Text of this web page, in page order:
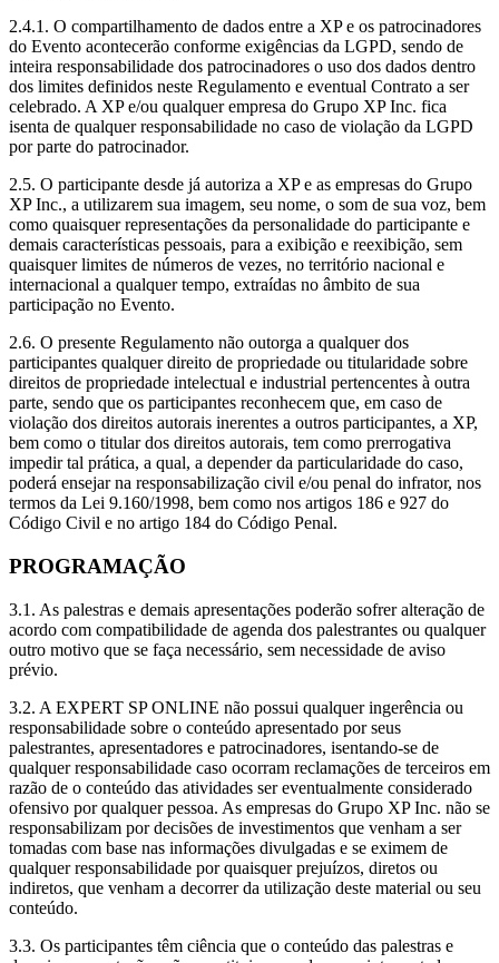
2.4.1. O compartilhamento de dados entre a XP e os patrocinadores
do Evento acontecerão conforme exigências da LGPD, sendo de
inteira responsabilidade dos patrocinadores o uso dos dados dentro
dos limites definidos neste Regulamento e eventual Contrato a ser
celebrado. A XP e/ou qualquer empresa do Grupo XP Inc. fica
isenta de qualquer responsabilidade no caso de violação da LGPD
por parte do patrocinador.
2.5. O participante desde já autoriza a XP e as empresas do Grupo
XP Inc., a utilizarem sua imagem, seu nome, o som de sua voz, bem
como quaisquer representações da personalidade do participante e
demais características pessoais, para a exibição e reexibição, sem
quaisquer limites de números de vezes, no território nacional e
internacional a qualquer tempo, extraídas no âmbito de sua
participação no Evento.
2.6. O presente Regulamento não outorga a qualquer dos
participantes qualquer direito de propriedade ou titularidade sobre
direitos de propriedade intelectual e industrial pertencentes à outra
parte, sendo que os participantes reconhecem que, em caso de
violação dos direitos autorais inerentes a outros participantes, a XP,
bem como o titular dos direitos autorais, tem como prerrogativa
impedir tal prática, a qual, a depender da particularidade do caso,
poderá ensejar na responsabilização civil e/ou penal do infrator, nos
termos da Lei 9.160/1998, bem como nos artigos 186 e 927 do
Código Civil e no artigo 184 do Código Penal.
PROGRAMAÇÃO
3.1. As palestras e demais apresentações poderão sofrer alteração de
acordo com compatibilidade de agenda dos palestrantes ou qualquer
outro motivo que se faça necessário, sem necessidade de aviso
prévio.
3.2. A EXPERT SP ONLINE não possui qualquer ingerência ou
responsabilidade sobre o conteúdo apresentado por seus
palestrantes, apresentadores e patrocinadores, isentando-se de
qualquer responsabilidade caso ocorram reclamações de terceiros em
razão de o conteúdo das atividades ser eventualmente considerado
ofensivo por qualquer pessoa. As empresas do Grupo XP Inc. não se
responsabilizam por decisões de investimentos que venham a ser
tomadas com base nas informações divulgadas e se eximem de
qualquer responsabilidade por quaisquer prejuízos, diretos ou
indiretos, que venham a decorrer da utilização deste material ou seu
conteúdo.
3.3. Os participantes têm ciência que o conteúdo das palestras e